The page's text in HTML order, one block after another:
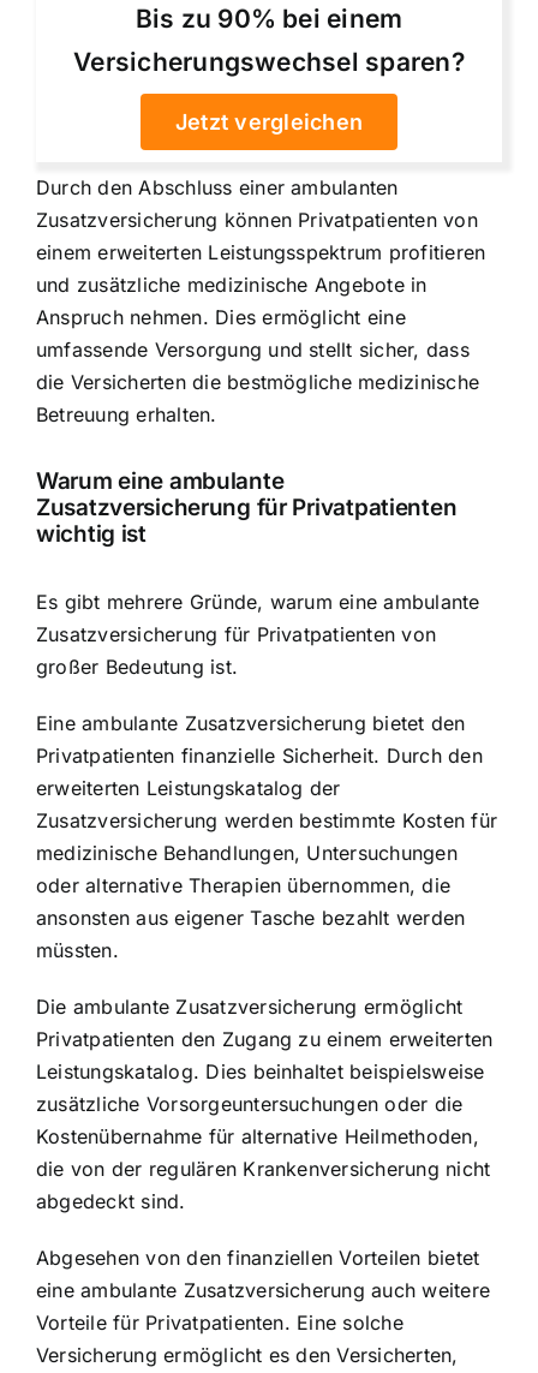
Bis zu 90% bei einem
Versicherungswechsel sparen?
Jetzt vergleichen
Durch den Abschluss einer ambulanten
Zusatzversicherung können Privatpatienten von
einem erweiterten Leistungsspektrum profitieren
und zusätzliche medizinische Angebote in
Anspruch nehmen. Dies ermöglicht eine
umfassende Versorgung und stellt sicher, dass
die Versicherten die bestmögliche medizinische
Betreuung erhalten.
Warum eine ambulante
Zusatzversicherung für Privatpatienten
wichtig ist
Es gibt mehrere Gründe, warum eine ambulante
Zusatzversicherung für Privatpatienten von
großer Bedeutung ist.
Eine ambulante Zusatzversicherung bietet den
Privatpatienten finanzielle Sicherheit. Durch den
erweiterten Leistungskatalog der
Zusatzversicherung werden bestimmte Kosten für
medizinische Behandlungen, Untersuchungen
oder alternative Therapien übernommen, die
ansonsten aus eigener Tasche bezahlt werden
müssten.
Die ambulante Zusatzversicherung ermöglicht
Privatpatienten den Zugang zu einem erweiterten
Leistungskatalog. Dies beinhaltet beispielsweise
zusätzliche Vorsorgeuntersuchungen oder die
Kostenübernahme für alternative Heilmethoden,
die von der regulären Krankenversicherung nicht
abgedeckt sind.
Abgesehen von den finanziellen Vorteilen bietet
eine ambulante Zusatzversicherung auch weitere
Vorteile für Privatpatienten. Eine solche
Versicherung ermöglicht es den Versicherten,